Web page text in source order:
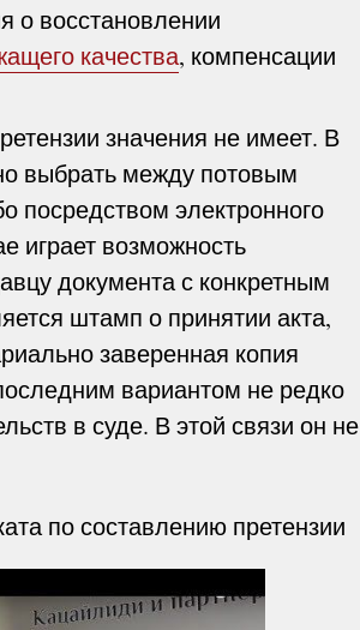
о восстановлении
качества, компенсации
значения не имеет. В
выбрать между потовым
посредством электронного
играет возможность
документа с конкретным
штамп о принятии акта,
заверенная копия
вариантом не редко
в суде. В этой связи он не
по составлению претензии